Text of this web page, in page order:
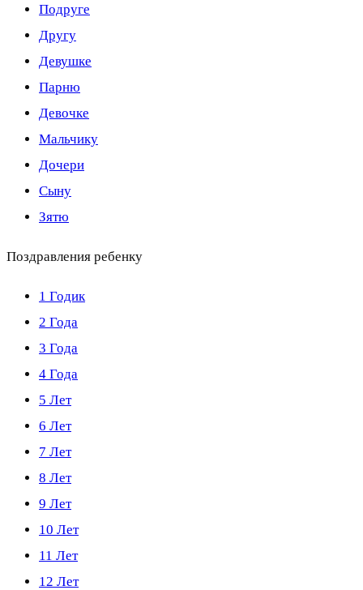
Подруге
Другу
Девушке
Парню
Девочке
Мальчику
Дочери
Сыну
Зятю
Поздравления ребенку
1 Годик
2 Года
3 Года
4 Года
5 Лет
6 Лет
7 Лет
8 Лет
9 Лет
10 Лет
11 Лет
12 Лет